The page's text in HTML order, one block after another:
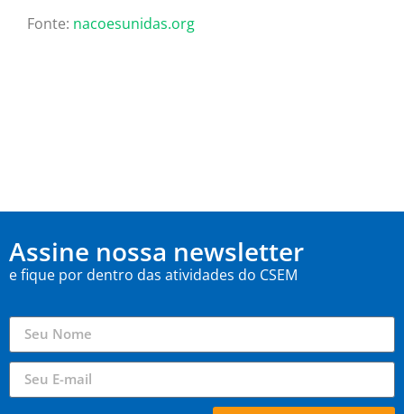
Fonte: nacoesunidas.org
Assine nossa newsletter
e fique por dentro das atividades do CSEM